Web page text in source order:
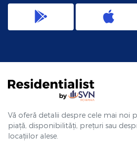
Vă oferă detalii despre cele mai noi
piață, disponibilități, prețuri sau
locațiilor alese.